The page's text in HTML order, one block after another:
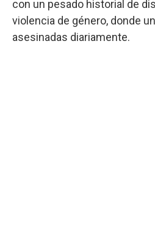
con un pesado historial de
violencia de género, donde
asesinadas diariamente.